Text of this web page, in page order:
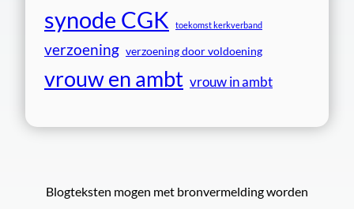
synode CGK toekomst kerkverband
verzoening verzoening door voldoening
vrouw en ambt vrouw in ambt
Blogteksten mogen met bronvermelding worden